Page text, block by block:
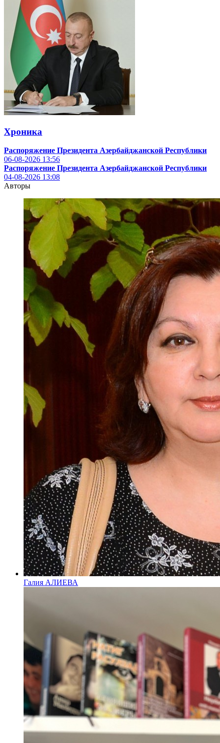
Хроника
Распоряжение Президента Азербайджанской Республики
06-08-2026 13:56
Распоряжение Президента Азербайджанской Республики
04-08-2026 13:08
Авторы
Галия АЛИЕВА